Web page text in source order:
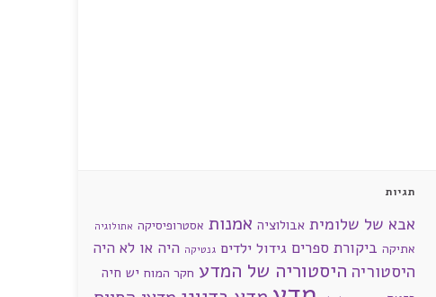
תגיות
אבא של שלומית אבולוציה אמנות אסטרופיסיקה אתולוגיה
אתיקה ביקורת ספרים גידול ילדים גנטיקה היה או לא היה
היסטוריה היסטוריה של המדע חקר המוח יש חיה